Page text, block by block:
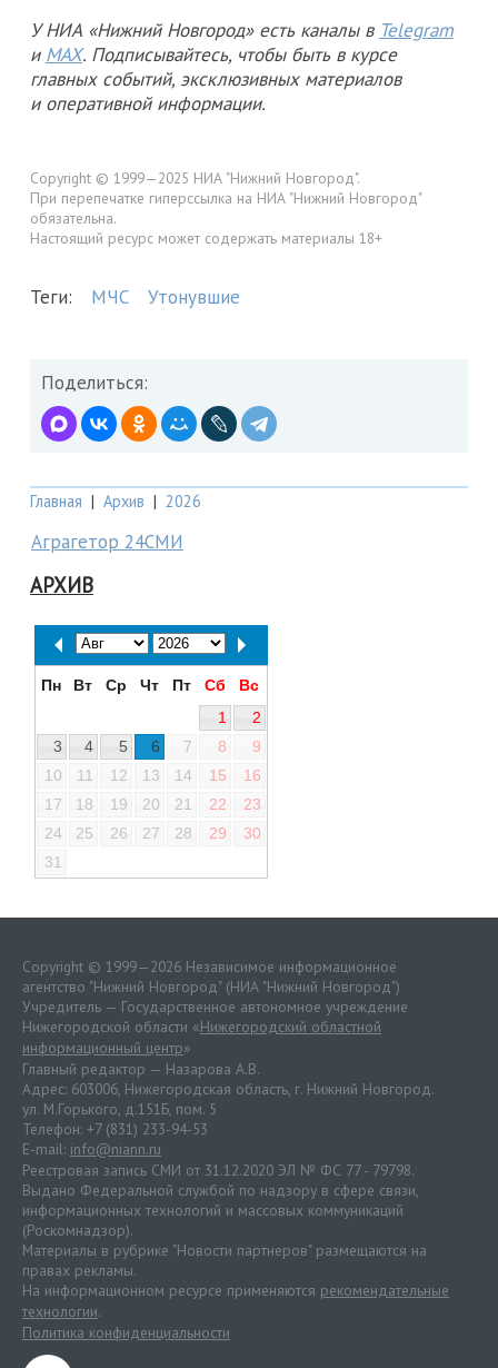
У НИА «Нижний Новгород» есть каналы в Telegram
и MAX. Подписывайтесь, чтобы быть в курсе
главных событий, эксклюзивных материалов
и оперативной информации.
Copyright © 1999—2025 НИА "Нижний Новгород".
При перепечатке гиперссылка на НИА "Нижний Новгород"
обязательна.
Настоящий ресурс может содержать материалы 18+
Теги: МЧС Утонувшие
Поделиться:
Главная | Архив | 2026
Аграгетор 24СМИ
АРХИВ
Пн Вт Ср Чт Пт Сб
Вс
1
2
3
4 5 6 7 8
9
10
11 12 13 14 15
16
17
18 19 20 21 22
23
24
25 26 27 28 29
30
31
Copyright © 1999—2026 Независимое информационное
агентство "Нижний Новгород" (НИА "Нижний Новгород")
Учредитель — Государственное автономное учреждение
Нижегородской области «Нижегородский областной
информационный центр»
Главный редактор — Назарова А.В.
Адрес: 603006, Нижегородская область, г. Нижний Новгород.
ул. М.Горького, д.151Б, пом. 5
Телефон: +7 (831) 233-94-53
E-mail: info@niann.ru
Реестровая запись СМИ от 31.12.2020 ЭЛ № ФС 77 - 79798.
Выдано Федеральной службой по надзору в сфере связи,
информационных технологий и массовых коммуникаций
(Роскомнадзор).
Материалы в рубрике "Новости партнеров" размещаются на
правах рекламы.
На информационном ресурсе применяются рекомендательные
технологии.
Политика конфиденциальности